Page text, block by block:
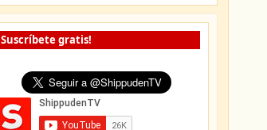
Suscríbete gratis!